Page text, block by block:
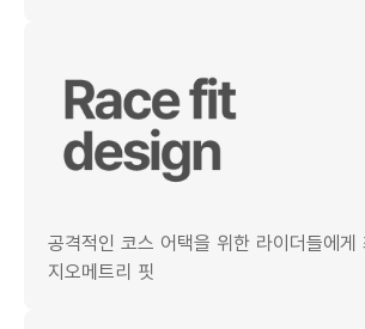
공격적인 코스 어택을 위한 라이더들에게
지오메트리 핏